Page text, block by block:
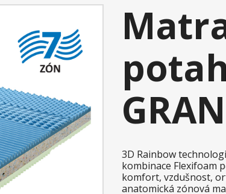
3D Rainbow
kombinace Flexifoam
komfort, vzdušnost,
anatomická zónová